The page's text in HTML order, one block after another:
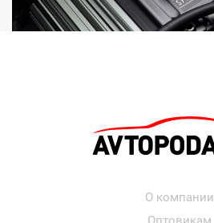
О компании